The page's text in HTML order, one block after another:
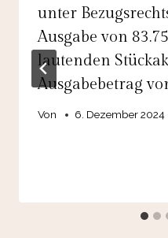
unter
Ausgabe von
lautenden
Ausgabebetrag
Von 6. Dezember 2024